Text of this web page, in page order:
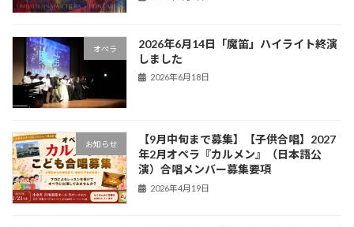
オペラ
2026年6月14日「魔笛」ハイライト終演
しました
2026年6月18日
お知らせ
【9月中旬まで募集】【子供合唱】2027
年2月オペラ『カルメン』（日本語公
演）合唱メンバー募集要項
2026年4月19日